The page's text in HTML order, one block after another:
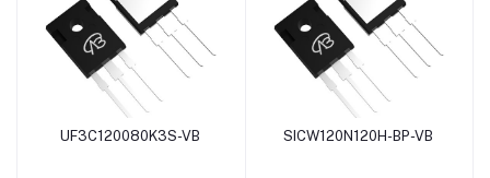
DFN6(2X2) -120A
85A
添加到购物车
UF3C120080K3S-VB 添加到购物车
SICW120N120H-BP-VB